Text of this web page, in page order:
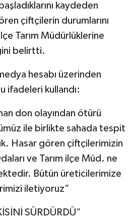
kaydeden
çiftçilerin durumlarını
Tarım Müdürlüklerine
belirtti.
hesabı üzerinden
ifadeleri kullandı:
don olayından ötürü
ile birlikte sahada tespit
Hasar gören çiftçilerimizin
ve Tarım ilçe Müd. ne
Bütün üreticilerimize
iletiyoruz”
SÜRDÜRDÜ”